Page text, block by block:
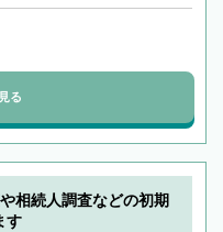
る
相続人調査などの初期
す